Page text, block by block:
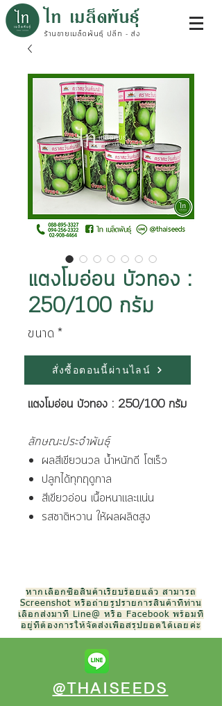
ไท เมล็ดพันธุ์
ร้านขายเมล็ดพันธุ์ ปลีก - ส่ง
แตงโมอ่อน บัวทอง :
250/100 กรัม
ขนาด *
แตงโมอ่อน บัวทอง : 250/100 กรัม
ลักษณะประจำพันธุ์
ผลสีเขียวนวล น้ำหนักดี โตเร็ว
ปลูกได้ทุกฤดูกาล
สีเขียวอ่อน เนื้อหนาและแน่น
รสชาติหวาน ให้ผลผลิตสูง
สั่งซื้อตอนนี้ผ่านไลน์
หากเลือกซื้อสินค้าเรียบร้อยแล้ว สามารถ
Screenshot หรือถ่ายรูปรายการสินค้าที่ท่าน
เลือกส่งมาที่ Line@ หรือ Facebook พร้อมที่
อยู่ที่ต้องการให้จัดส่งเพื่อสรุปยอดได้เลยค่ะ
@THAISEEDS